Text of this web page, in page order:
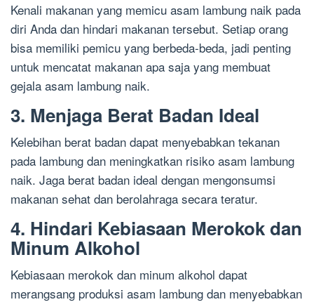
Kenali makanan yang memicu asam lambung naik pada
diri Anda dan hindari makanan tersebut. Setiap orang
bisa memiliki pemicu yang berbeda-beda, jadi penting
untuk mencatat makanan apa saja yang membuat
gejala asam lambung naik.
3. Menjaga Berat Badan Ideal
Kelebihan berat badan dapat menyebabkan tekanan
pada lambung dan meningkatkan risiko asam lambung
naik. Jaga berat badan ideal dengan mengonsumsi
makanan sehat dan berolahraga secara teratur.
4. Hindari Kebiasaan Merokok dan
Minum Alkohol
Kebiasaan merokok dan minum alkohol dapat
merangsang produksi asam lambung dan menyebabkan